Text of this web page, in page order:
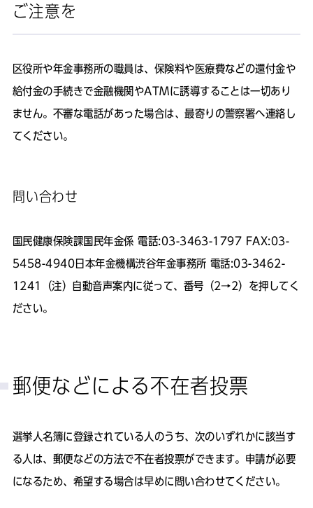
ご注意を
区役所や年金事務所の職員は、保険料や医療費などの還付金や
給付金の手続きで金融機関やATMに誘導することは一切あり
ません。不審な電話があった場合は、最寄りの警察署へ連絡し
てください。
問い合わせ
国民健康保険課国民年金係 電話:03-3463-1797 FAX:03-
5458-4940日本年金機構渋谷年金事務所 電話:03-3462-
1241（注）自動音声案内に従って、番号（2→2）を押してく
ださい。
郵便などによる不在者投票
選挙人名簿に登録されている人のうち、次のいずれかに該当す
る人は、郵便などの方法で不在者投票ができます。申請が必要
になるため、希望する場合は早めに問い合わせてください。